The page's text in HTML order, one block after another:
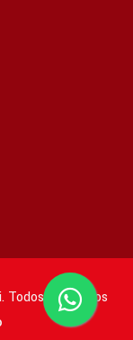
Todos os direitos